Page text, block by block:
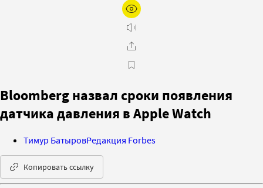
Bloomberg назвал сроки появления
датчика давления в Apple Watch
Тимур БатыровРедакция Forbes
Копировать ссылку